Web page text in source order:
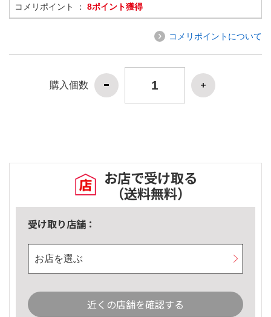
コメリポイント ： 8ポイント獲得
コメリポイントについて
購入個数
お店で受け取る
（送料無料）
受け取り店舗：
お店を選ぶ
近くの店舗を確認する